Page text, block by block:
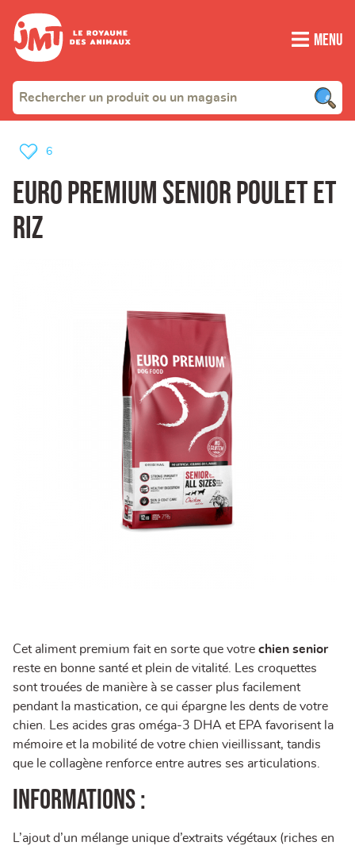
Menu
Euro Premium senior poulet et
riz
6
Cet aliment premium fait en sorte que votre chien senior
reste en bonne santé et plein de vitalité. Les croquettes
sont trouées de manière à se casser plus facilement
pendant la mastication, ce qui épargne les dents de votre
chien. Les acides gras oméga-3 DHA et EPA favorisent la
mémoire et la mobilité de votre chien vieillissant, tandis
que le collagène renforce entre autres ses articulations.
Informations :
L’ajout d’un mélange unique d’extraits végétaux (riches en